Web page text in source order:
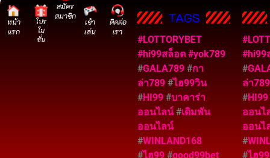
หน้า
แรก
โปร
โม
ชั่น
สมัคร
สมาชิก
เข้า
เล่น
ติดต่อ
เรา
TAGS
#LOTTORYBET
#hi99สล็อต #yok789
#GALA789 #กา
ล่า789 #ไฮ99วิน
#HI99 #บาคาร่า
ออนไลน์#เดิมพัน
ออนไลน์
#WINLAND168
#ไฮ99 #good99bet
#hi99
#
ล่า
#
ออน
ออนไ
#
#ไฮ